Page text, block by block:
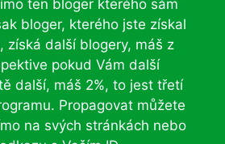
ten bloger kterého sám
bloger, kterého jste získal
získá další blogery, máš z
pokud Vám další
další, máš 2%, to jest třetí
Propagovat můžete
na svých stránkách nebo